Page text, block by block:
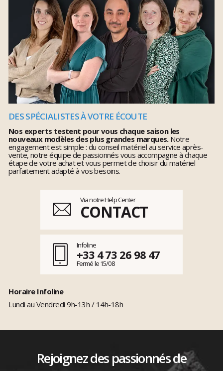
DES SPÉCIALISTES À VOTRE ÉCOUTE
Nos experts testent pour vous chaque saison les
nouveaux modèles des plus grandes marques.Notre
engagement est simple : du conseil matériel au service après-
vente, notre équipe de passionnés vous accompagne à chaque
étape de votre achat et vous permet de choisir du matériel
parfaitement adapté à vos besoins.
Via notre Help Center
CONTACT
Infoline
+33 4 73 26 98 47
Fermé le 15/08
Horaire Infoline
Lundi au Vendredi 9h-13h / 14h-18h
Rejoignez des passionnés de